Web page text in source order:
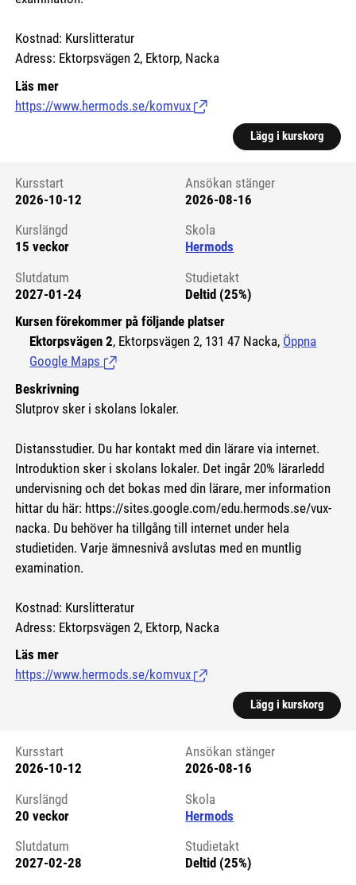
Kostnad: Kurslitteratur
Adress: Ektorpsvägen 2, Ektorp, Nacka
Läs mer
https://www.hermods.se/komvux (Länk till extern sida.)
Lägg i kurskorg
Kursstart 6125134
Kursstart
2026-10-12
Ansökan stänger
2026-08-16
Kurslängd
15 veckor
Skola
Hermods
Slutdatum
2027-01-24
Studietakt
Deltid (25%)
Kursen förekommer på följande platser
Ektorpsvägen 2, Ektorpsvägen 2, 131 47 Nacka, Öppna
Google Maps (Länk till extern sida.)
Beskrivning
Slutprov sker i skolans lokaler.
Distansstudier. Du har kontakt med din lärare via internet.
Introduktion sker i skolans lokaler. Det ingår 20% lärarledd
undervisning och det bokas med din lärare, mer information
hittar du här: https://sites.google.com/edu.hermods.se/vux-
nacka. Du behöver ha tillgång till internet under hela
studietiden. Varje ämnesnivå avslutas med en muntlig
examination.
Kostnad: Kurslitteratur
Adress: Ektorpsvägen 2, Ektorp, Nacka
Läs mer
https://www.hermods.se/komvux (Länk till extern sida.)
Lägg i kurskorg
Kursstart 6125229
Kursstart
2026-10-12
Ansökan stänger
2026-08-16
Kurslängd
20 veckor
Skola
Hermods
Slutdatum
2027-02-28
Studietakt
Deltid (25%)